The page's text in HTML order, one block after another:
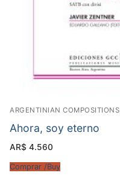
ARGENTINIAN COMPOSITIONS
Ahora, soy eterno
AR$ 4.560
Comprar /Buy